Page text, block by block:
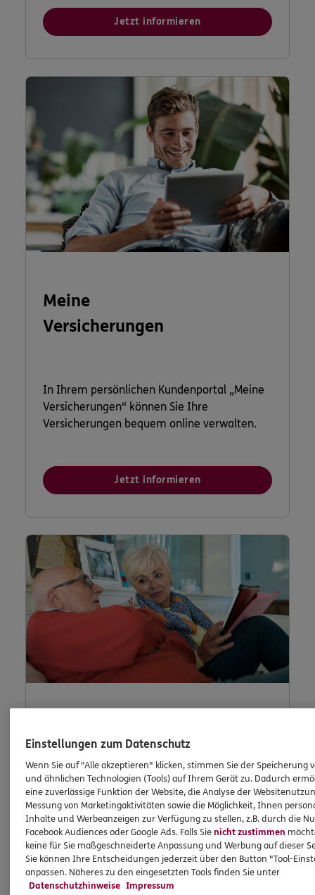
Jetzt informieren
Meine
Versicherungen
In Ihrem persönlichen Kundenportal „Meine
Versicherungen“ können Sie Ihre
Versicherungen bequem online verwalten.
Jetzt informieren
Beschwerde
Waren Sie unzufrieden mit uns oder möchten
Sie uns loben? Dann können Sie uns Ihre
Meinung hier mitteilen.
Einstellungen zum Datenschutz
Wenn Sie auf "Alle akzeptieren" klicken, stimmen Sie der Speicherung
und ähnlichen Technologien (Tools) auf Ihrem Gerät zu. Dadurch
eine zuverlässige Funktion der Website, die Analyse der
Messung von Marketingaktivitäten sowie die Möglichkeit, Ihnen
Inhalte und Werbeanzeigen zur Verfügung zu stellen, z.B. durch die
Facebook Audiences oder Google Ads. Falls Sienicht zustimmen
keine für Sie maßgeschneiderte Anpassung und Werbung auf dieser
Sie können Ihre Entscheidungen jederzeit über den Button "Tool-
anpassen. Näheres zu den eingesetzten Tools finden Sie unter
Datenschutzhinweise Impressum